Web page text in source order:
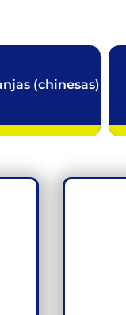
(chinesas)